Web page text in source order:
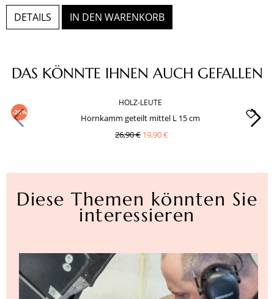
DETAILS IN DEN WARENKORB
Produktgalerie überspringen
DAS KÖNNTE IHNEN AUCH GEFALLEN
-26%
HOLZ-LEUTE
Hornkamm geteilt mittel L 15 cm
26,90 € 19,90 €
Diese Themen könnten Sie
interessieren